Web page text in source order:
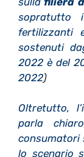
sopratutto
fertilizzanti
sostenuti
2022 è del
2022)
Oltretutto,
parla
consumatori
lo scenario